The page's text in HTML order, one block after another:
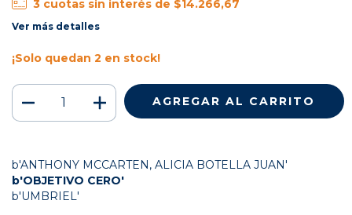
3 cuotas sin interés de $14.266,67
Ver más detalles
¡Solo quedan 2 en stock!
b'ANTHONY MCCARTEN, ALICIA BOTELLA JUAN'
b'OBJETIVO CERO'
b'UMBRIEL'